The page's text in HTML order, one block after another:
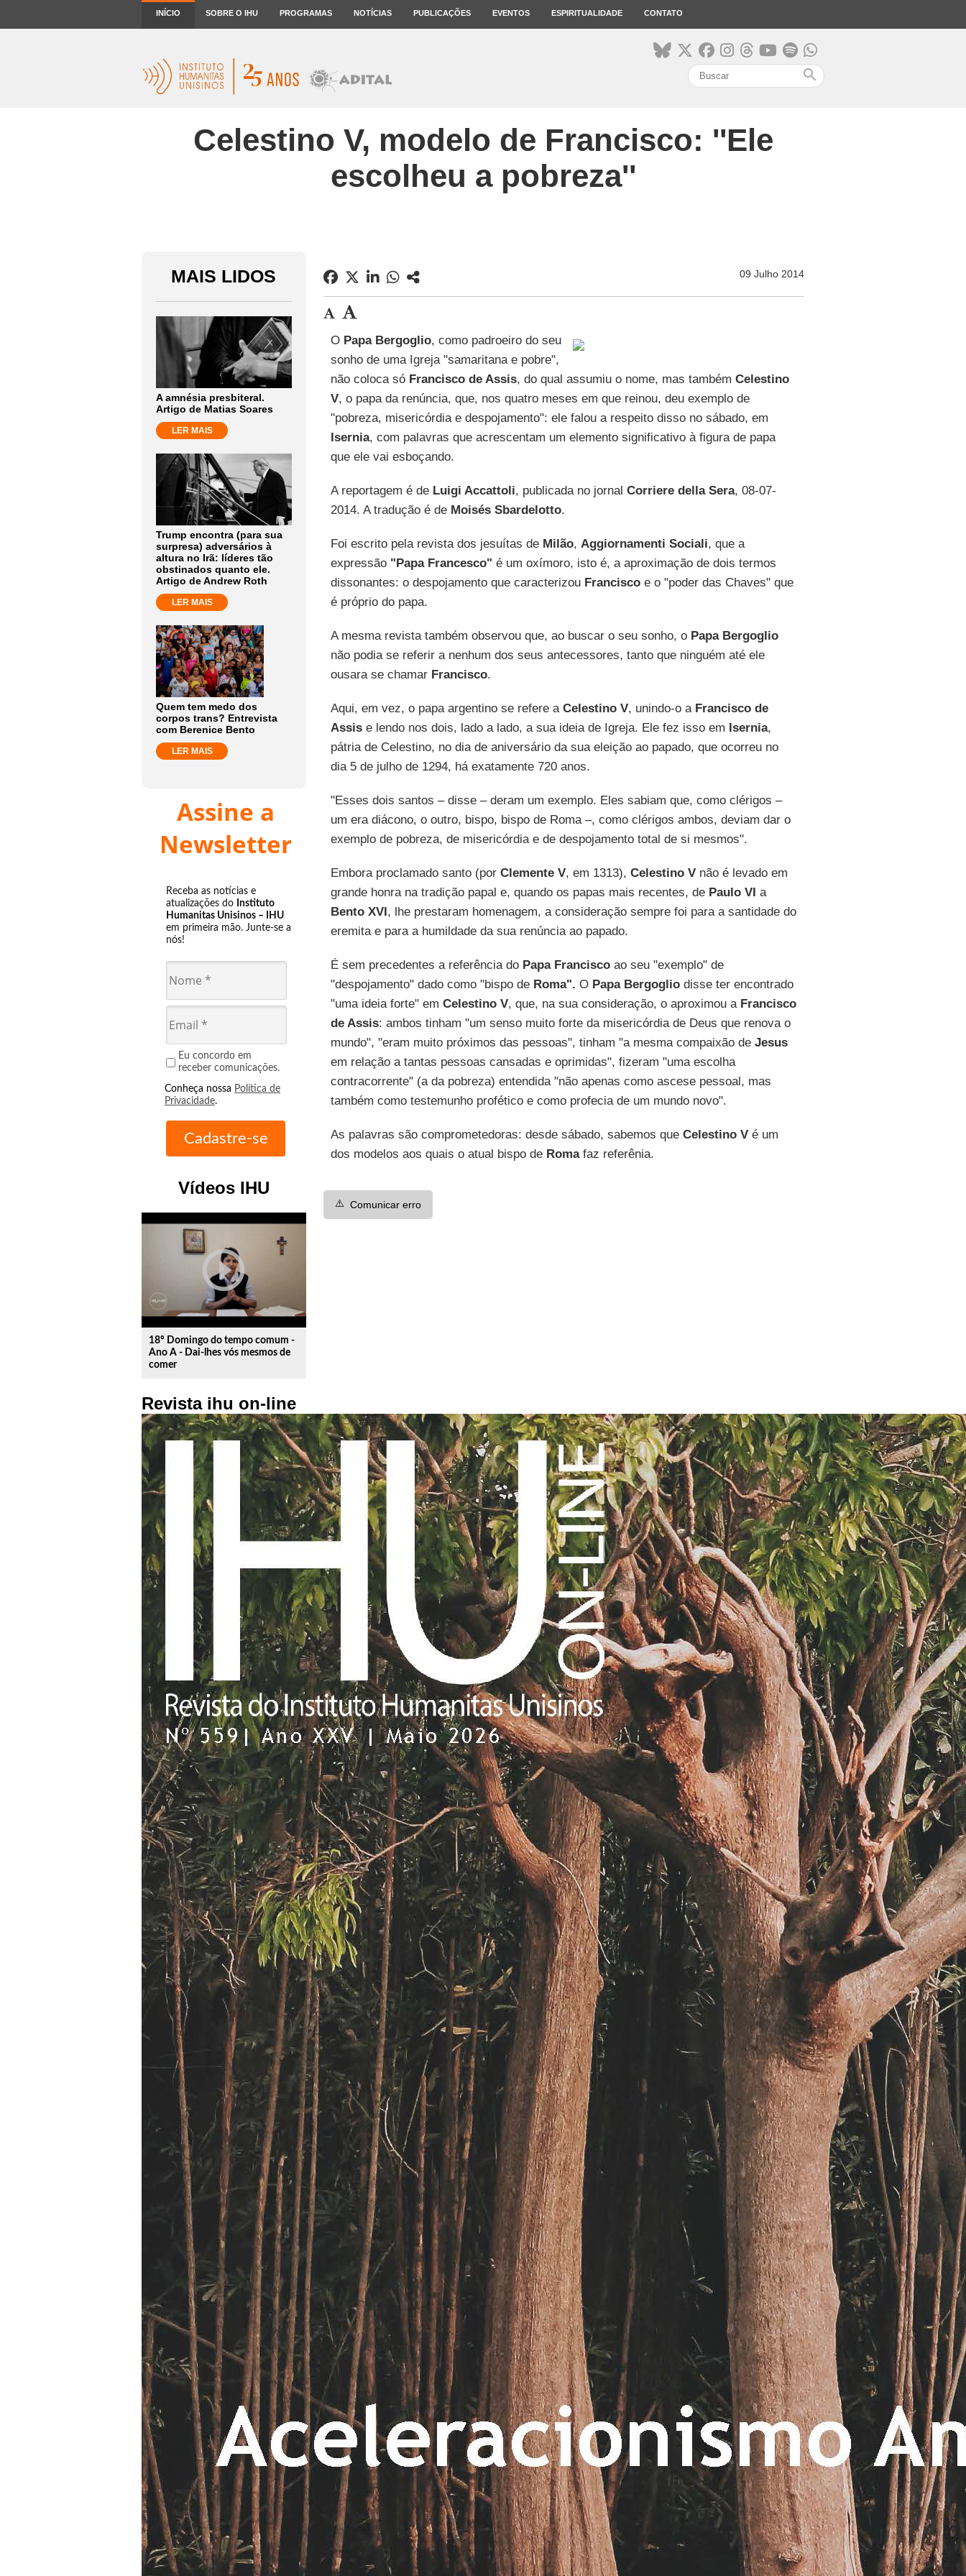
INÍCIO SOBRE O IHU PROGRAMAS NOTÍCIAS PUBLICAÇÕES EVENTOS ESPIRITUALIDADE CONTATO
search
Celestino V, modelo de Francisco: ''Ele
escolheu a pobreza''
MAIS LIDOS
A amnésia presbiteral.
Artigo de Matias Soares
LER MAIS
Trump encontra (para sua
surpresa) adversários à
altura no Irã: líderes tão
obstinados quanto ele.
Artigo de Andrew Roth
LER MAIS
Quem tem medo dos
corpos trans? Entrevista
com Berenice Bento
LER MAIS
Assine a
Newsletter
Receba as notícias e
atualizações do Instituto
Humanitas Unisinos – IHU
em primeira mão. Junte-se a
nós!
Eu concordo em
receber comunicações.
Conheça nossa Política de
Privacidade.
Vídeos IHU
play_circle_outline
18º Domingo do tempo comum -
Ano A - Dai-lhes vós mesmos de
comer
Revista ihu on-line
09 Julho 2014
O Papa Bergoglio, como padroeiro do seu
sonho de uma Igreja "samaritana e pobre",
não coloca só Francisco de Assis, do qual assumiu o nome, mas também Celestino
V, o papa da renúncia, que, nos quatro meses em que reinou, deu exemplo de
"pobreza, misericórdia e despojamento": ele falou a respeito disso no sábado, em
Isernia, com palavras que acrescentam um elemento significativo à figura de papa
que ele vai esboçando.
A reportagem é de Luigi Accattoli, publicada no jornal Corriere della Sera, 08-07-
2014. A tradução é de Moisés Sbardelotto.
Foi escrito pela revista dos jesuítas de Milão, Aggiornamenti Sociali, que a
expressão"Papa Francesco" é um oxímoro, isto é, a aproximação de dois termos
dissonantes: o despojamento que caracterizou Franciscoe o "poder das Chaves" que
é próprio do papa.
A mesma revista também observou que, ao buscar o seu sonho, o Papa Bergoglio
não podia se referir a nenhum dos seus antecessores, tanto que ninguém até ele
ousara se chamar Francisco.
Aqui, em vez, o papa argentino se refere a Celestino V, unindo-o a Francisco de
Assise lendo nos dois, lado a lado, a sua ideia de Igreja. Ele fez isso em Isernia,
pátria de Celestino, no dia de aniversário da sua eleição ao papado, que ocorreu no
dia 5 de julho de 1294, há exatamente 720 anos.
"Esses dois santos – disse – deram um exemplo. Eles sabiam que, como clérigos –
um era diácono, o outro, bispo, bispo de Roma –, como clérigos ambos, deviam dar o
exemplo de pobreza, de misericórdia e de despojamento total de si mesmos".
Embora proclamado santo (por Clemente V, em 1313), Celestino Vnão é levado em
grande honra na tradição papal e, quando os papas mais recentes, de Paulo VI a
Bento XVI, lhe prestaram homenagem, a consideração sempre foi para a santidade do
eremita e para a humildade da sua renúncia ao papado.
É sem precedentes a referência do Papa Franciscoao seu "exemplo" de
"despojamento" dado como "bispo de Roma". O Papa Bergogliodisse ter encontrado
"uma ideia forte" em Celestino V, que, na sua consideração, o aproximou a Francisco
de Assis: ambos tinham "um senso muito forte da misericórdia de Deus que renova o
mundo", "eram muito próximos das pessoas", tinham "a mesma compaixão de Jesus
em relação a tantas pessoas cansadas e oprimidas", fizeram "uma escolha
contracorrente" (a da pobreza) entendida "não apenas como ascese pessoal, mas
também como testemunho profético e como profecia de um mundo novo".
As palavras são comprometedoras: desde sábado, sabemos que Celestino Vé um
dos modelos aos quais o atual bispo de Romafaz referênia.
⚠️ Comunicar erro